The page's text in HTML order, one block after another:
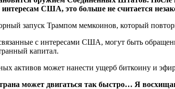
США, это больше не считается
запуск Трампом мемкоинов, который
с интересами США, могут быть
капитал.
активов может нанести ущерб биткоину и
может двигаться так быстро… Я